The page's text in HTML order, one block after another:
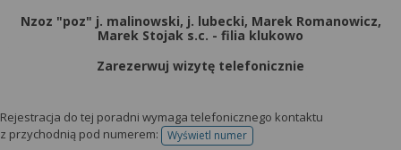
Nzoz "poz" j. malinowski, j. lubecki, Marek Romanowicz,
Marek Stojak s.c. - filia klukowo
Zarezerwuj wizytę telefonicznie
Rejestracja do tej poradni wymaga telefonicznego kontaktu
z przychodnią pod numerem:
Wyświetl numertelefonu do rejestracji